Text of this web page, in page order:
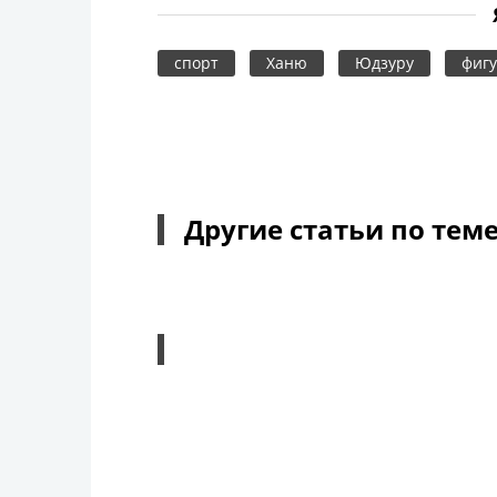
спорт Ханю Юдзуру
Другие статьи по